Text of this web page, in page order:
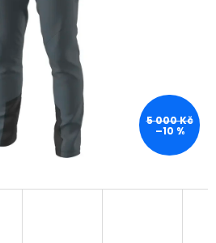
5 000 Kč
–10 %